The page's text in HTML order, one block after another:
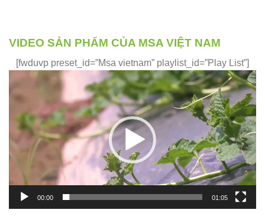
[fwduvp preset_id=”Msa vietnam” playlist_id=”Play List”]
Trình
chơi
Video
00:00 01:05